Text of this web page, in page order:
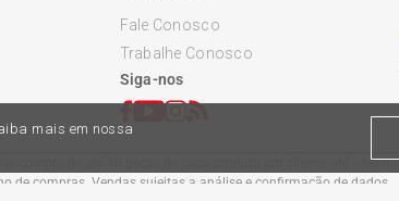
mais em nossa
Fale Conosco
Trabalhe Conosco
Siga-nos
de até 10 peças de cada produto por cliente, até o
de compras. Vendas sujeitas a análise e confirmação de dados.